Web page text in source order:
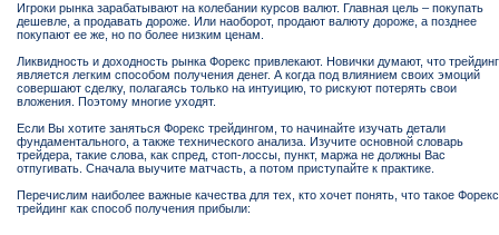
Игроки рынка зарабатывают на колебании курсов валют. Главная цель – покупать
дешевле, а продавать дороже. Или наоборот, продают валюту дороже, а позднее
покупают ее же, но по более низким ценам.
Ликвидность и доходность рынка Форекс привлекают. Новички думают, что трейдинг
является легким способом получения денег. А когда под влиянием своих эмоций
совершают сделку, полагаясь только на интуицию, то рискуют потерять свои
вложения. Поэтому многие уходят.
Если Вы хотите заняться Форекс трейдингом, то начинайте изучать детали
фундаментального, а также технического анализа. Изучите основной словарь
трейдера, такие слова, как спред, стоп-лоссы, пункт, маржа не должны Вас
отпугивать. Сначала выучите матчасть, а потом приступайте к практике.
Перечислим наиболее важные качества для тех, кто хочет понять, что такое Форекс
трейдинг как способ получения прибыли: